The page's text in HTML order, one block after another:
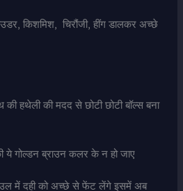
किशमिश, चिरौंजी, हींग डालकर अच्छे
हथेली की मदद से छोटी छोटी बॉल्स बना
गोल्डन ब्राउन कलर के न हो जाए
में दही को अच्छे से फेंट लेंगे इसमें अब